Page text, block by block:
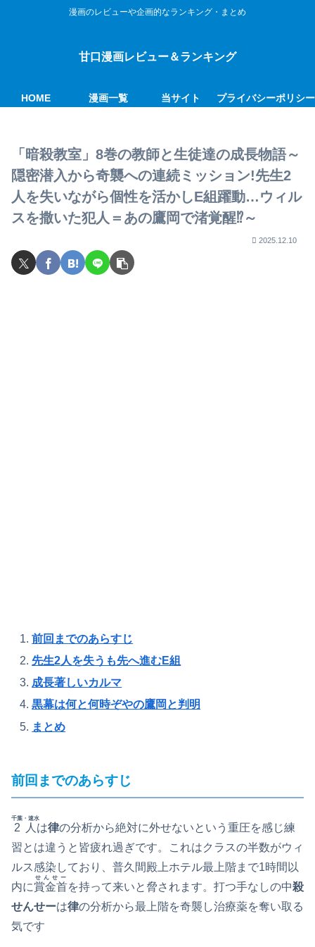
漫画のレビューや企画的なランキング・まとめ
甘口漫画レビュー＆ランキング
HOME 漫画一覧 当サイト プライバシーポリシー
「暗殺教室」8巻の教師と生徒達の成長物語～
隠密潜入から奇襲への連続ミッション!先生2
人を失いながら個性を活かしE組躍動…ウィル
スを撒いた犯人＝あの鷹岡で渚覚醒⁉～
2025.12.10
前回までのあらすじ
先生2人を失うも先へ進むE組
成長著しいカルマ
黒幕は何と何時ぞやの鷹岡と判明
まとめ
前回までのあらすじ
2人
千葉・速水
は律の分析から絶対に外せないという重圧を感じ練
習とは違うと皆疲れ過ぎです。これはクラスの半数がウィ
ルス感染しており、普久間殿上ホテル最上階まで1時間以
内に賞金首
せんせー
を持って来いと脅されます。打つ手なしの中殺
せんせーは律の分析から最上階を奇襲し治療薬を奪い取る
気です